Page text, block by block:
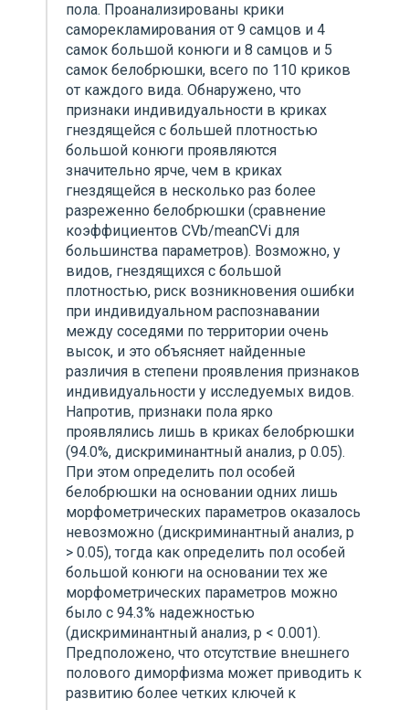
пола. Проанализированы крики
саморекламирования от 9 самцов и 4
самок большой конюги и 8 самцов и 5
самок белобрюшки, всего по 110 криков
от каждого вида. Обнаружено, что
признаки индивидуальности в криках
гнездящейся с большей плотностью
большой конюги проявляются
значительно ярче, чем в криках
гнездящейся в несколько раз более
разреженно белобрюшки (сравнение
коэффициентов CVb/meanCVi для
большинства параметров). Возможно, у
видов, гнездящихся с большой
плотностью, риск возникновения ошибки
при индивидуальном распознавании
между соседями по территории очень
высок, и это объясняет найденные
различия в степени проявления признаков
индивидуальности у исследуемых видов.
Напротив, признаки пола ярко
проявлялись лишь в криках белобрюшки
(94.0%, дискриминантный анализ, p 0.05).
При этом определить пол особей
белобрюшки на основании одних лишь
морфометрических параметров оказалось
невозможно (дискриминантный анализ, p
> 0.05), тогда как определить пол особей
большой конюги на основании тех же
морфометрических параметров можно
было с 94.3% надежностью
(дискриминантный анализ, p < 0.001).
Предположено, что отсутствие внешнего
полового диморфизма может приводить к
развитию более четких ключей к